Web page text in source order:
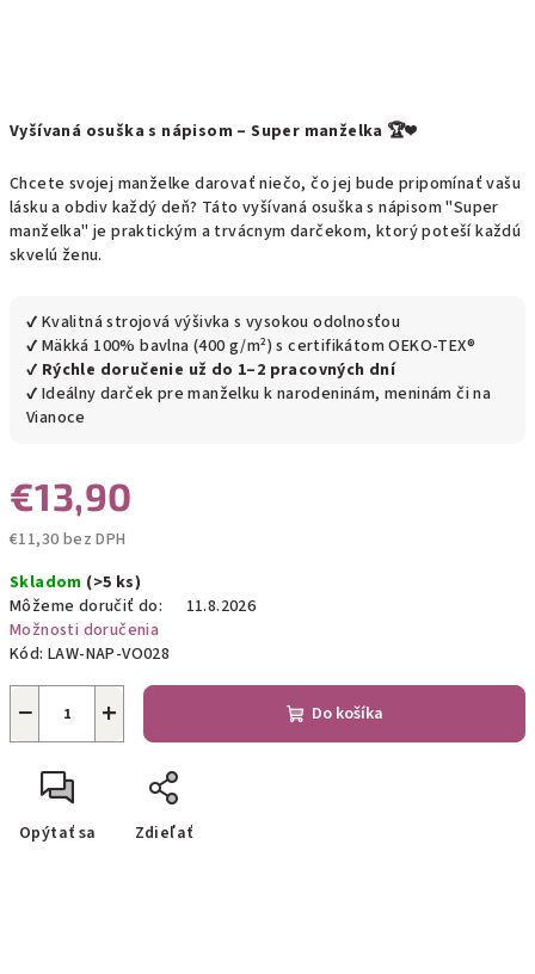
Vyšívaná osuška s nápisom – Super manželka 🏆❤️
Chcete svojej manželke darovať niečo, čo jej bude pripomínať vašu
lásku a obdiv každý deň? Táto vyšívaná osuška s nápisom "Super
manželka" je praktickým a trvácnym darčekom, ktorý poteší každú
skvelú ženu.
✔ Kvalitná strojová výšivka s vysokou odolnosťou
✔ Mäkká 100% bavlna (400 g/m²) s certifikátom OEKO-TEX®
✔ Rýchle doručenie už do 1–2 pracovných dní
✔ Ideálny darček pre manželku k narodeninám, meninám či na
Vianoce
€13,90
€11,30 bez DPH
cena:
Skladom (>5 ks)
Môžeme doručiť do:
11.8.2026
Možnosti doručenia
Kód: LAW-NAP-VO028
+
− Do košíka
Opýtať sa Zdieľať